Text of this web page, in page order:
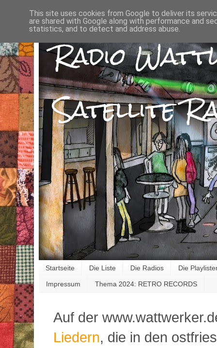
Radio
Satellite
Startseite Die Liste Die Radios Die
Impressum Thema 2024: RETRO RECORDS
Auf der
Liedern, die in den
This site uses cookies from Google to deliver its
are shared with Google along with performance and
statistics, and to detect and address abuse.